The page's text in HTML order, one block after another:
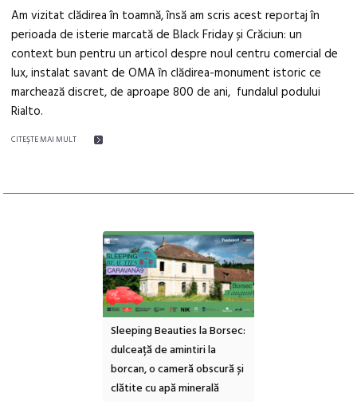
Am vizitat clădirea în toamnă, însă am scris acest reportaj în
perioada de isterie marcată de Black Friday și Crăciun: un
context bun pentru un articol despre noul centru comercial de
lux, instalat savant de OMA în clădirea-monument istoric ce
marchează discret, de aproape 800 de ani, fundalul podului
Rialto.
CITEŞTE MAI MULT
Sleeping Beauties la Borsec:
dulceață de amintiri la
borcan, o cameră obscură și
clătite cu apă minerală